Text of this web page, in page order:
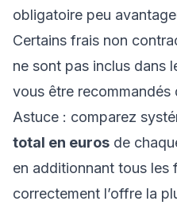
obligatoire peu
Certains frais non
ne sont pas inclus dans
vous être recommandés
Astuce : comparez
total en euros de
en additionnant tous les
correctement l’offre la